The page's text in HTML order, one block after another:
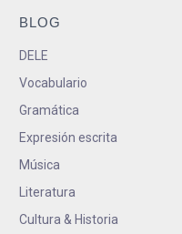
BLOG
DELE
Vocabulario
Gramática
Expresión escrita
Música
Literatura
Cultura & Historia